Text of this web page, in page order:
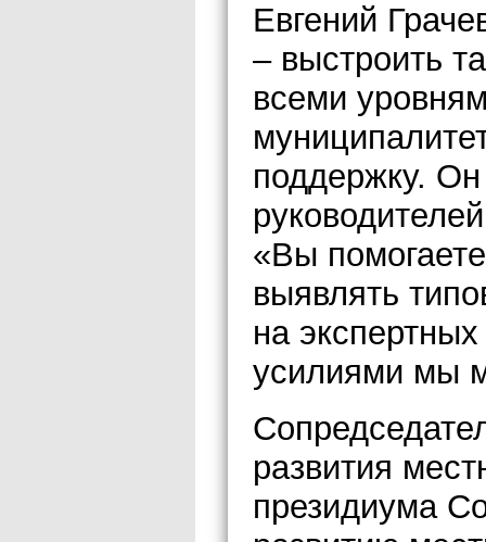
Евгений
– выстроить
всеми
поддержку.
«Вы
выявлять
на
усилиями мы
развития
президиума